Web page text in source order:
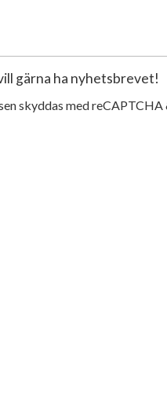
gärna ha nyhetsbrevet!
skyddas med